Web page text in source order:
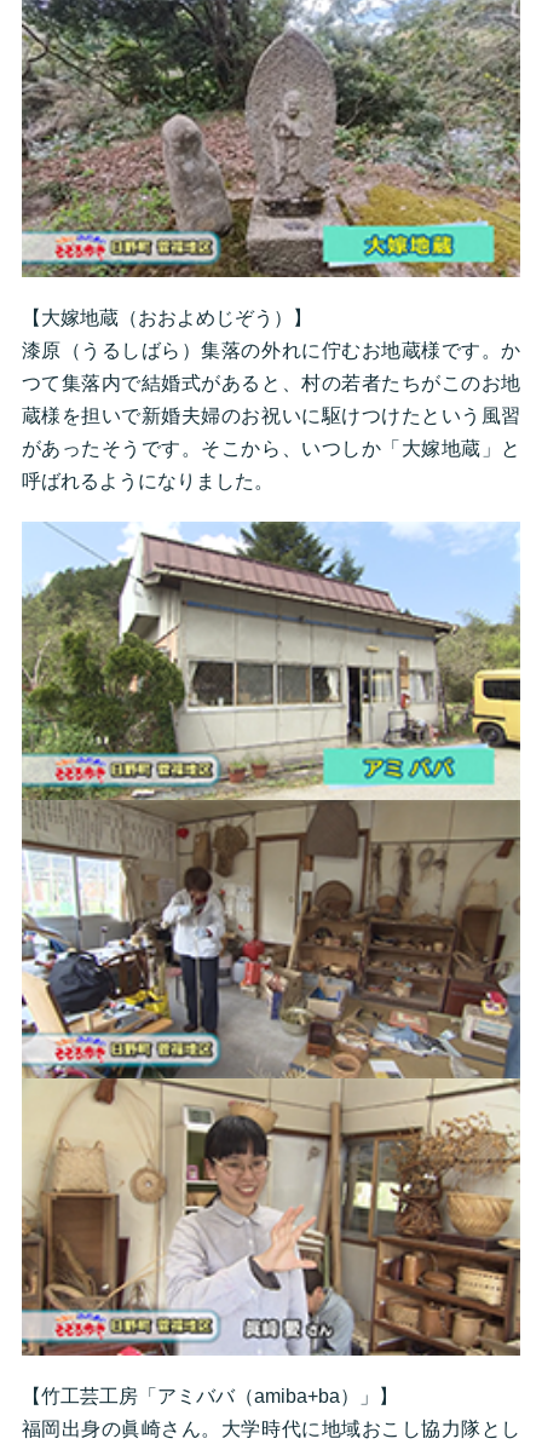
【大嫁地蔵（おおよめじぞう）】
漆原（うるしばら）集落の外れに佇むお地蔵様です。か
つて集落内で結婚式があると、村の若者たちがこのお地
蔵様を担いで新婚夫婦のお祝いに駆けつけたという風習
があったそうです。そこから、いつしか「大嫁地蔵」と
呼ばれるようになりました。
【竹工芸工房「アミババ（amiba+ba）」】
福岡出身の眞崎さん。大学時代に地域おこし協力隊とし